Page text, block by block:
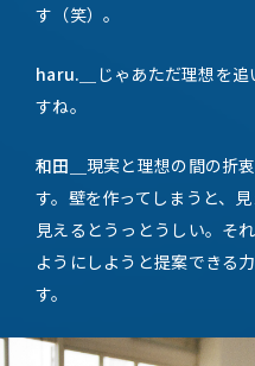
す（笑）。
haru.＿
じゃあただ理想を
すね。
和田＿ 現実と理想の間の折
す。壁を作ってしまうと、
見えるとうっとうしい。そ
ようにしようと提案できる
す。